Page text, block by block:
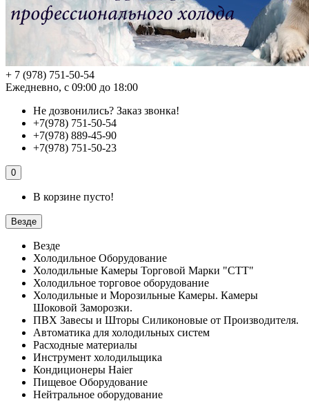
+ 7 (978) 751-50-54
Ежедневно, с 09:00 до 18:00
Не дозвонились? Заказ звонка!
+7(978) 751-50-54
+7(978) 889-45-90
+7(978) 751-50-23
0
В корзине пусто!
Везде
Везде
Холодильное Оборудование
Холодильные Камеры Торговой Марки "СТТ"
Холодильное торговое оборудование
Холодильные и Морозильные Камеры. Камеры
Шоковой Заморозки.
ПВХ Завесы и Шторы Силиконовые от Производителя.
Автоматика для холодильных систем
Расходные материалы
Инструмент холодильщика
Кондиционеры Haier
Пищевое Оборудование
Нейтральное оборудование